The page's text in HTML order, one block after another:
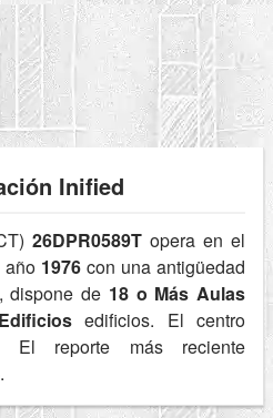
Inified
26DPR0589Topera en el
año 1976 con una antigüedad
dispone de 18 o Más Aulas
edificios. El centro
El reporte más reciente
.